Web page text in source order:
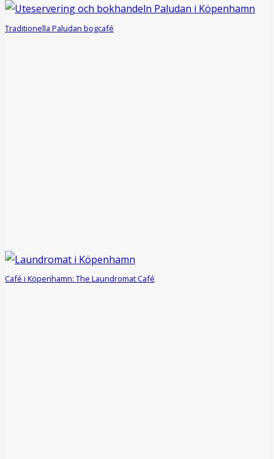
Traditionella Paludan bogcafé
Café i Köpenhamn: The Laundromat Café